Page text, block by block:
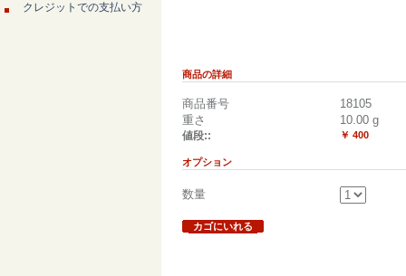
クレジットでの支払い方
商品の詳細
商品番号
18105
重さ
10.00 g
値段:: ￥ 400
オプション
数量
カゴにいれる